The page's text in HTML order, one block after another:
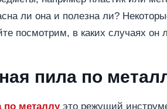
ли она и полезна ли?
посмотрим, в каких случаях он
пила по
по металлуэто режущий